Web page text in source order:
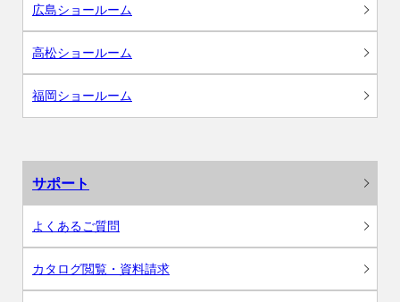
広島ショールーム
高松ショールーム
福岡ショールーム
サポート
よくあるご質問
カタログ閲覧・資料請求